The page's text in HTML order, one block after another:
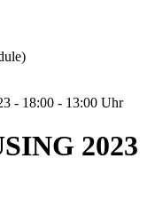
- 18:00 - 13:00 Uhr
2023